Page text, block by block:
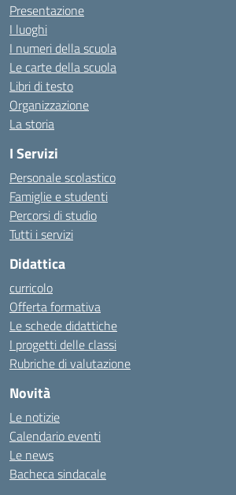
Presentazione
I luoghi
I numeri della scuola
Le carte della scuola
Libri di testo
Organizzazione
La storia
I Servizi
Personale scolastico
Famiglie e studenti
Percorsi di studio
Tutti i servizi
Didattica
curricolo
Offerta formativa
Le schede didattiche
I progetti delle classi
Rubriche di valutazione
Novità
Le notizie
Calendario eventi
Le news
Bacheca sindacale